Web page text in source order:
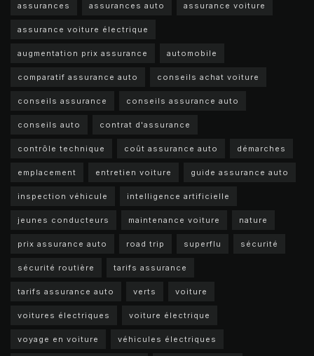
assurances assurances auto assurance voiture
assurance voiture électrique
augmentation prix assurance automobile
comparatif assurance auto conseils achat voiture
conseils assurance conseils assurance auto
conseils auto contrat d'assurance
contrôle technique coût assurance auto démarches
emplacement entretien voiture guide assurance auto
inspection véhicule intelligence artificielle
jeunes conducteurs maintenance voiture nature
prix assurance auto road trip superflu sécurité
sécurité routière tarifs assurance
tarifs assurance auto verts voiture
voitures électriques voiture électrique
voyage en voiture véhicules électriques